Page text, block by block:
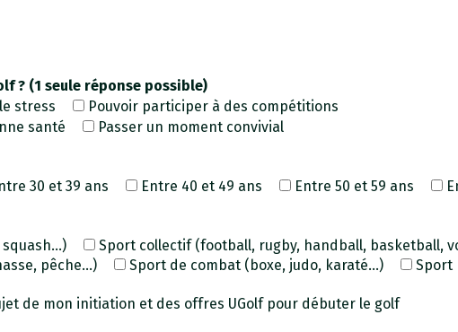
? (1 seule réponse possible)
stress
Pouvoir participer à des compétitions
santé
Passer un moment convivial
30 et 39 ans Entre 40 et 49 ans Entre 50 et 59 ans
Sport collectif (football, rugby, handball, basketball,
pêche...)
Sport de combat (boxe, judo, karaté...) Sport
de mon initiation et des offres UGolf pour débuter le golf